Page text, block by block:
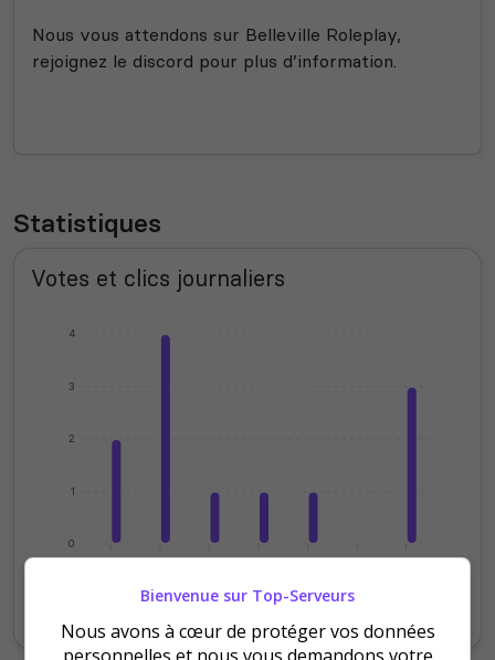
Nous vous attendons sur Belleville Roleplay,
rejoignez le discord pour plus d’information.
Statistiques
Votes et clics journaliers
0
1
2
3
4
Dimanche Lundi Mardi Jeudi Samedi
Clics
Bienvenue sur Top-Serveurs
Nous avons à cœur de protéger vos données
personnelles et nous vous demandons votre